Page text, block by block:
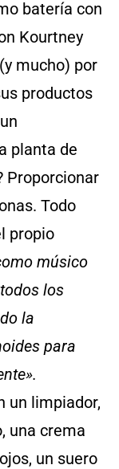
batería con
Kourtney
mucho) por
productos
planta de
Proporcionar
Todo
propio
músico
los
la
para
un limpiador,
una crema
un suero